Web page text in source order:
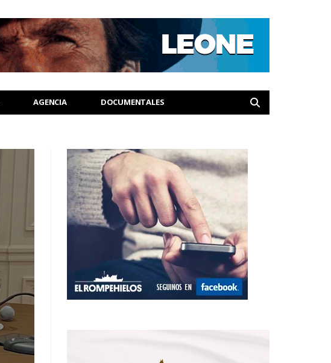
AGENCIA DOCUMENTALES